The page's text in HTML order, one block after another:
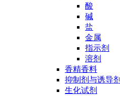
酸
碱
盐
金属
指示剂
溶剂
香精香料
抑制剂与诱导剂
生化试剂